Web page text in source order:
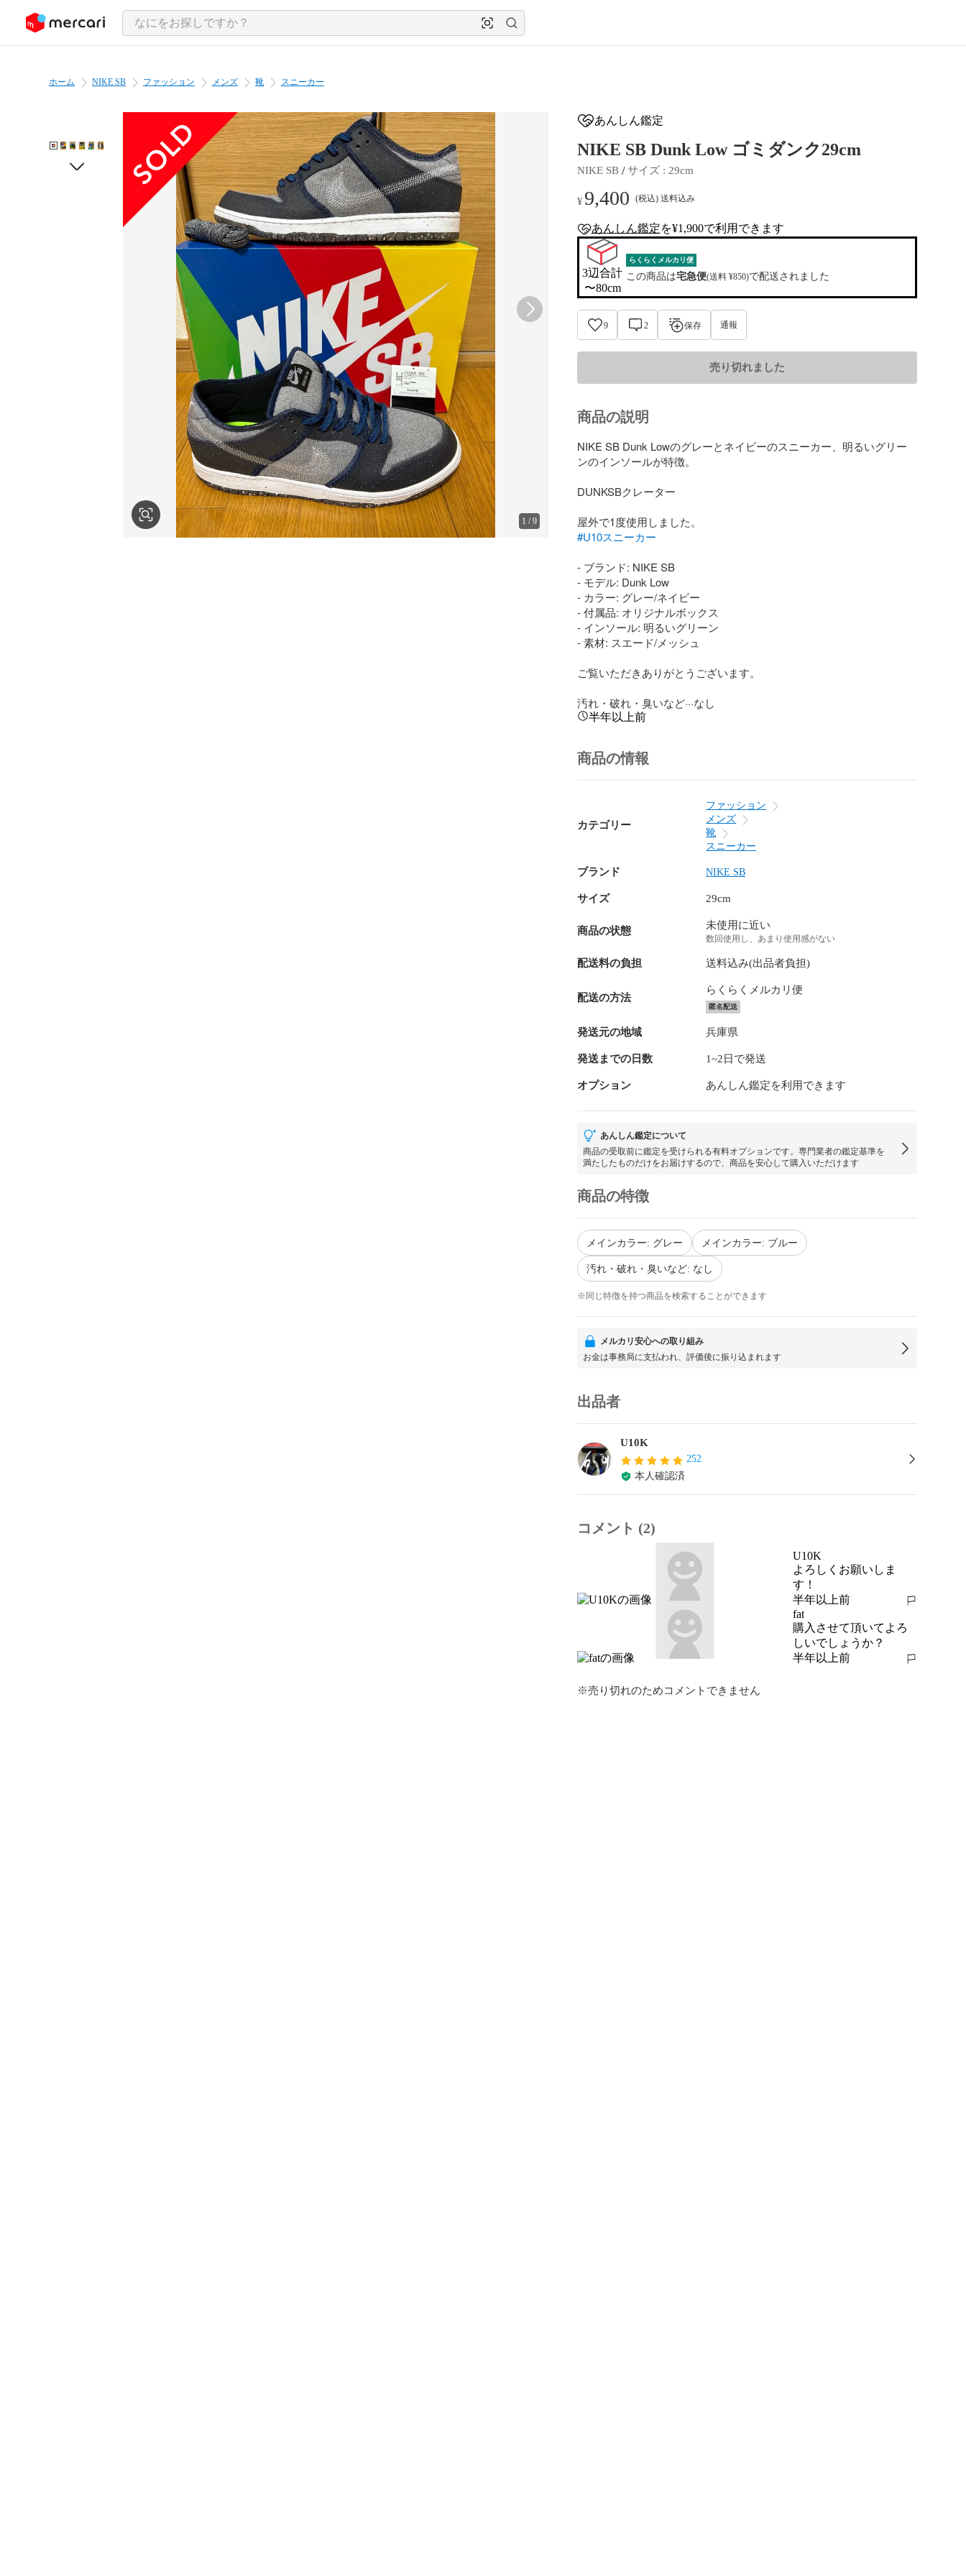
ツにスキップ
ホーム NIKE SB ファッション メンズ 靴 スニーカー
1 /9
あんしん鑑定
NIKE SB Dunk Low ゴミダンク29cm
NIKE SB / サイズ : 29cm
¥ 9,400 (税込) 送料込み
anshin-appraisal-tag
あんしん鑑定を¥1,900で利用できます
3辺合計
〜80cm
らくらくメルカリ便
この商品は宅急便(送料 ¥850)で配送されました
9 2 保存 通報
売り切れました
商品の説明
NIKE SB Dunk Lowのグレーとネイビーのスニーカー、明るいグリー
ンのインソールが特徴。
DUNKSBクレーター
#U10スニーカー
- ブランド: NIKE SB
- モデル: Dunk Low
- カラー: グレー/ネイビー
- 付属品: オリジナルボックス
- インソール: 明るいグリーン
- 素材: スエード/メッシュ
ご覧いただきありがとうございます。
汚れ・破れ・臭いなど···なし
半年以上前
商品の情報
カテゴリー
ファッション
メンズ
靴
スニーカー
ブランド NIKE SB
サイズ 29cm
商品の状態 未使用に近い
数回使用し、あまり使用感がない
配送料の負担 送料込み(出品者負担)
配送の方法
らくらくメルカリ便
匿名配送
発送元の地域 兵庫県
発送までの日数 1~2日で発送
オプション あんしん鑑定を利用できます
あんしん鑑定について
商品の受取前に鑑定を受けられる有料オプションです。専門業者の鑑定基準を
満たしたものだけをお届けするので、商品を安心して購入いただけます
商品の特徴
メインカラー: グレー メインカラー: ブルー
汚れ・破れ・臭いなど: なし
※同じ特徴を持つ商品を検索することができます
メルカリ安心への取り組み
お金は事務局に支払われ、評価後に振り込まれます
出品者
U10K
252
本人確認済
コメント (2)
U10K
よろしくお願いしま
す！
半年以上前
報告する
fat
購入させて頂いてよろ
しいでしょうか？
半年以上前
報告する
※売り切れのためコメントできません